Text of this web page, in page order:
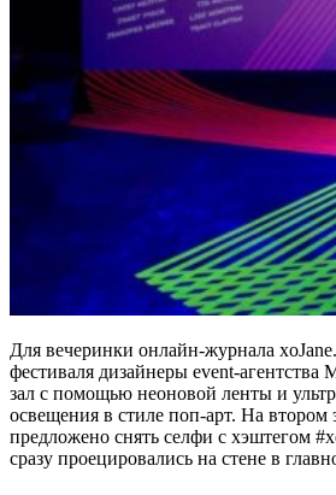
Для вечеринки онлайн-журнала
фестиваля дизайнеры event-
зал с помощью неоновой ленты и
освещения в стиле поп-арт. На втором
предложено снять селфи с хэштегом
сразу проецировались на стене в